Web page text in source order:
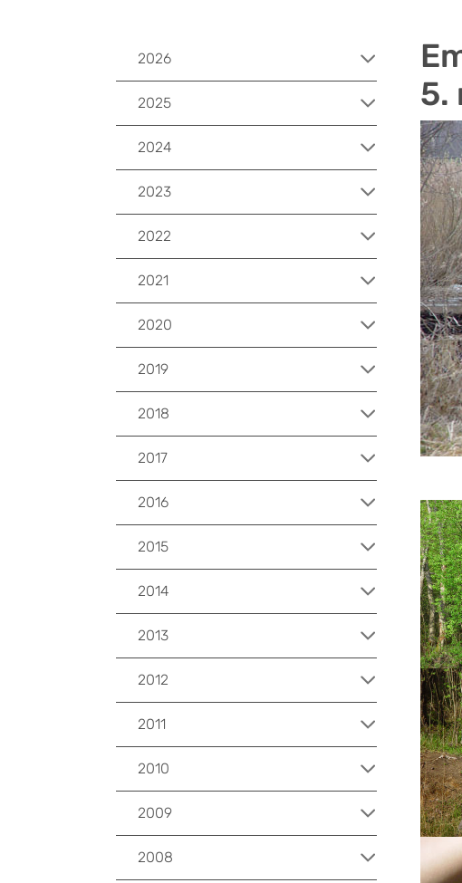
5.
2026
2025
2024
2023
2022
2021
2020
2019
2018
2017
2016
2015
2014
2013
2012
2011
2010
2009
2008